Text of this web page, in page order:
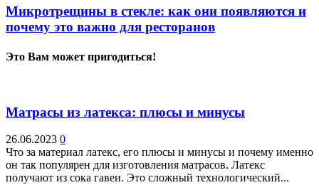
Микротрещины в стекле: как они появляются и
почему это важно для ресторанов
Это Вам может пригодиться!
Матрасы из латекса: плюсы и минусы
26.06.2023 0
Что за материал латекс, его плюсы и минусы и почему именно
он так популярен для изготовления матрасов. Латекс
получают из сока гавеи. Это сложный технологический...